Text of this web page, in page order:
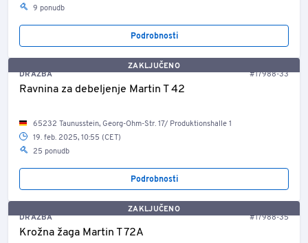
9 ponudb
Podrobnosti
ZAKLJUČENO
DRAŽBA
#17988-33
Ravnina za debeljenje Martin T 42
65232 Taunusstein, Georg-Ohm-Str. 17/ Produktionshalle 1
19. feb. 2025, 10:55 (CET)
25 ponudb
Podrobnosti
ZAKLJUČENO
DRAŽBA
#17988-35
Krožna žaga Martin T 72A